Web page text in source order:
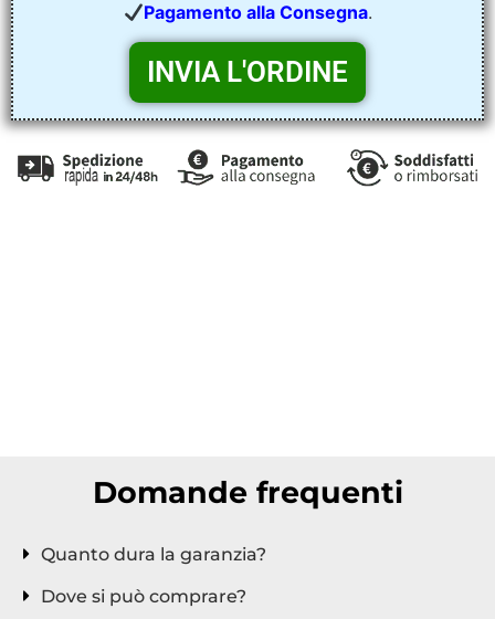
Pagamento alla Consegna.
Domande frequenti
Quanto dura la garanzia?
Dove si può comprare?